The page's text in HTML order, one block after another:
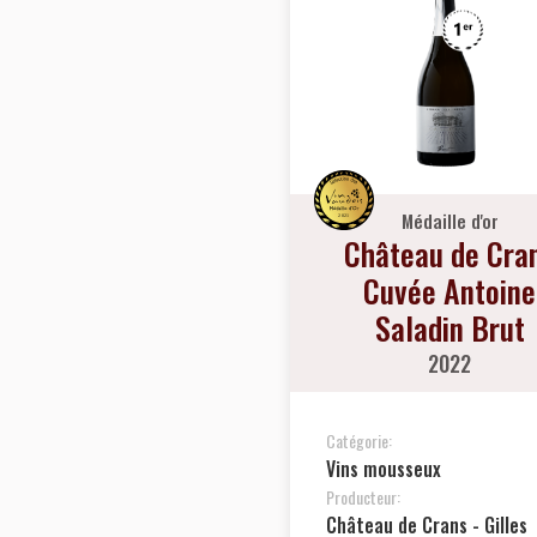
Médaille d'or
Château de
Cuvée Antoine
Saladin Brut
2022
Catégorie:
Vins mousseux
Producteur:
Château de Crans - Gilles